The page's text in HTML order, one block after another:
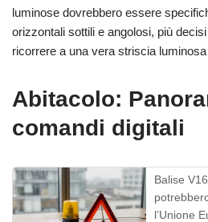
luminose dovrebbero essere
orizzontali sottili e angolosi, più
ricorrere a una vera striscia
Abitacolo:
comandi digitali
Balise
l’Unione